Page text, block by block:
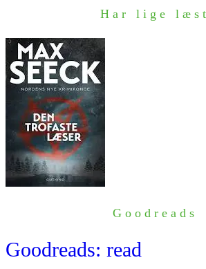
Har lige læst
Goodreads
Goodreads: read